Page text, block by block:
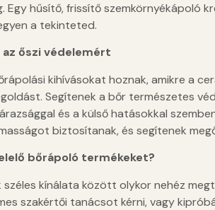
Egy hűsítő, frissítő szemkörnyékápoló
a tekinteted.
őszi védelemért
kihívásokat hoznak, amikre a
Segítenek a bőr természetes
és a külső hatásokkal
biztosítanak, és segítenek
bőrápoló termékeket?
kínálata között olykor nehéz
szakértői tanácsot kérni, vagy